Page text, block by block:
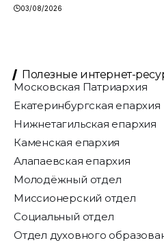
03/08/2026
Полезные интернет-
Московская Патриархия
Екатеринбургская епархия
Нижнетагильская епархия
Каменская епархия
Алапаевская епархия
Молодёжный отдел
Миссионерский отдел
Социальный отдел
Отдел духовного